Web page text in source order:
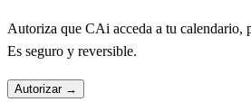
Autoriza que CAi acceda a tu calendario,
Es seguro y reversible.
Autorizar →